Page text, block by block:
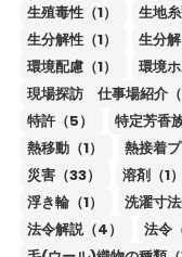
生殖毒性（1）
生地糸
生分解性（1）
生分解
環境配慮（1）
環境ホ
現場探訪 仕事場紹介（
特許（5）
特定芳香
熱移動（1）
熱接着プ
災害（33）
溶剤（1）
浮き輪（1）
洗濯寸法
法令解説（4）
法令